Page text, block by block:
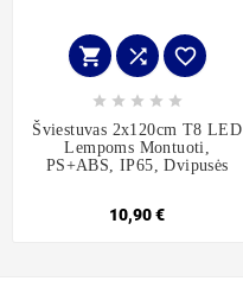
  
    
Šviestuvas 2x120cm T8 LED
Lempoms Montuoti,
PS+ABS, IP65, Dvipusės
10,90 €